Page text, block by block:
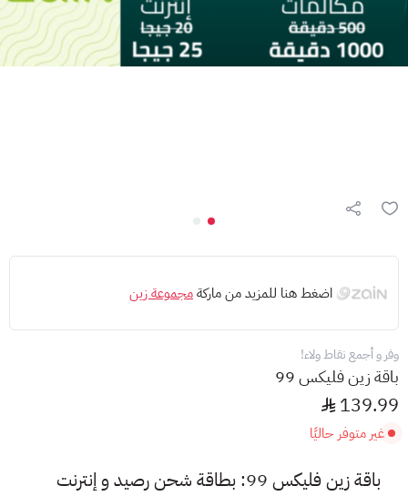
اضغط هنا للمزيد من ماركةمجموعة زين
وفر و أجمع نقاط ولاء!
باقة زين فليكس 99
139.99
غير متوفر حاليًا
باقة زين فليكس 99: بطاقة شحن رصيد و إنترنت